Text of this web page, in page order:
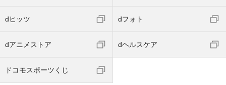
dヒッツ dフォト
dアニメストア dヘルスケア
ドコモスポーツくじ